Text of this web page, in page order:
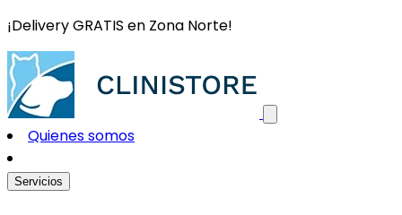
¡Delivery GRATIS en Zona Norte!
Quienes somos
Servicios